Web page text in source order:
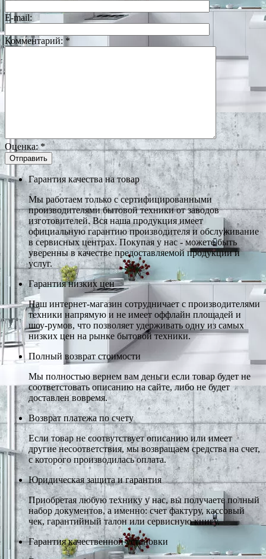
E-mail:
Комментарий: *
Оценка:*
Гарантия качества на товар
Мы работаем только с сертифицированными
производителями бытовой техники от заводов
изготовителей. Вся наша продукция имеет
официальную гарантию производителя и обслуживание
в сервисных центрах. Покупая у нас - можете быть
уверенны в качестве предоставляемой продукции и
услуг.
Гарантия низких цен
Наш интернет-магазин сотрудничает с производителями
техники напрямую и не имеет оффлайн площадей и
шоу-румов, что позволяет удерживать одну из самых
низких цен на рынке бытовой техники.
Полный возврат стоимости
Мы полностью вернем вам деньги если товар будет не
соответстовать описанию на сайте, либо не будет
доставлен вовремя.
Возврат платежа по счету
Если товар не соотвутствует описанию или имеет
другие несоответствия, мы возвращаем средства на счет,
с которого производилась оплата.
Юридическая защита и гарантия
Приобретая любую технику у нас, вы получаете полный
набор документов, а именно: счет фактуру, кассовый
чек, гарантийный талон или сервисную книгу.
Гарантия качественной установки